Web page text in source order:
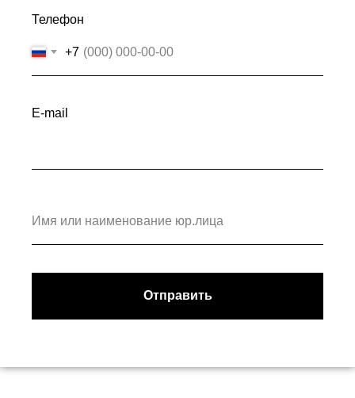
Телефон
+7
E-mail
Имя или наименование юр.лица
Отправить